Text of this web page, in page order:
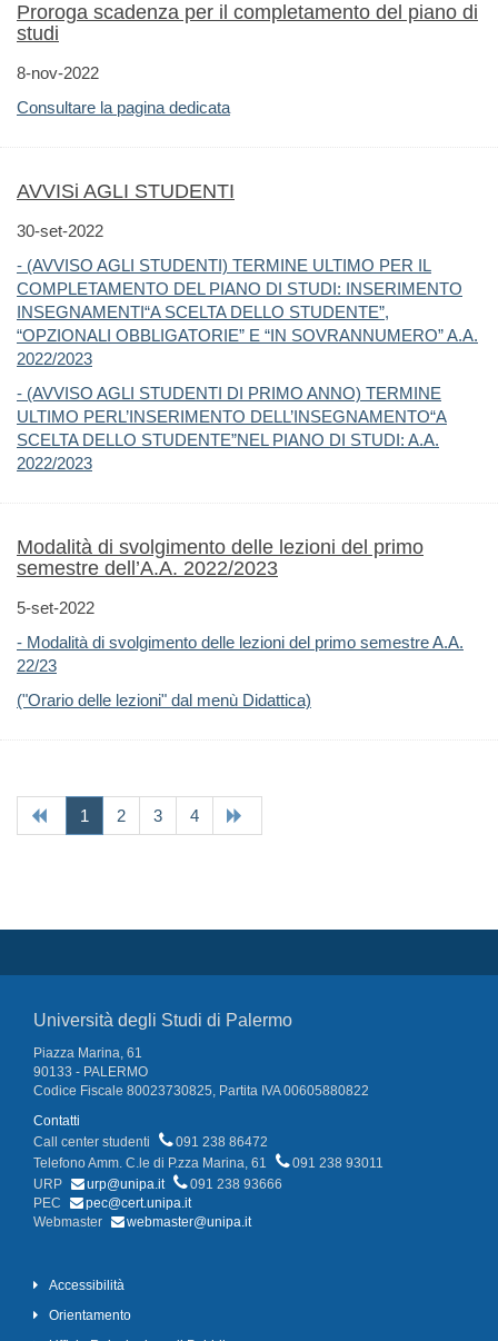
Proroga scadenza per il completamento del piano di
studi
8-nov-2022
Consultare la pagina dedicata
AVVISi AGLI STUDENTI
30-set-2022
- (AVVISO AGLI STUDENTI) TERMINE ULTIMO PER IL
COMPLETAMENTO DEL PIANO DI STUDI: INSERIMENTO
INSEGNAMENTI“A SCELTA DELLO STUDENTE”,
“OPZIONALI OBBLIGATORIE” E “IN SOVRANNUMERO” A.A.
2022/2023
- (AVVISO AGLI STUDENTI DI PRIMO ANNO) TERMINE
ULTIMO PERL’INSERIMENTO DELL’INSEGNAMENTO“A
SCELTA DELLO STUDENTE”NEL PIANO DI STUDI: A.A.
2022/2023
Modalità di svolgimento delle lezioni del primo
semestre dell’A.A. 2022/2023
5-set-2022
- Modalità di svolgimento delle lezioni del primo semestre A.A.
22/23
("Orario delle lezioni" dal menù Didattica)
1 (current)
2 3 4
Università degli Studi di Palermo
Piazza Marina, 61
90133 - PALERMO
Codice Fiscale 80023730825, Partita IVA 00605880822
Contatti
Call center studenti
091 238 86472
Telefono Amm. C.le di P.zza Marina, 61
091 238 93011
URP
urp@unipa.it
091 238 93666
PEC
pec@cert.unipa.it
Webmaster
webmaster@unipa.it
Accessibilità
Orientamento